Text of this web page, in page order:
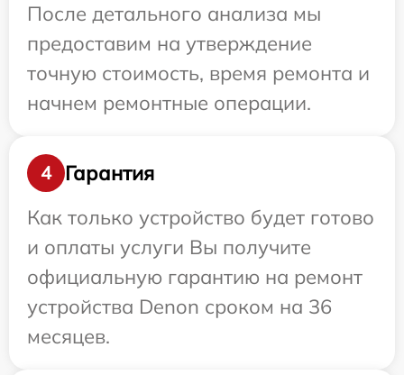
После детального анализа мы
предоставим на утверждение
точную стоимость, время ремонта и
начнем ремонтные операции.
4
Гарантия
Как только устройство будет готово
и оплаты услуги Вы получите
официальную гарантию на ремонт
устройства Denon сроком на 36
месяцев.